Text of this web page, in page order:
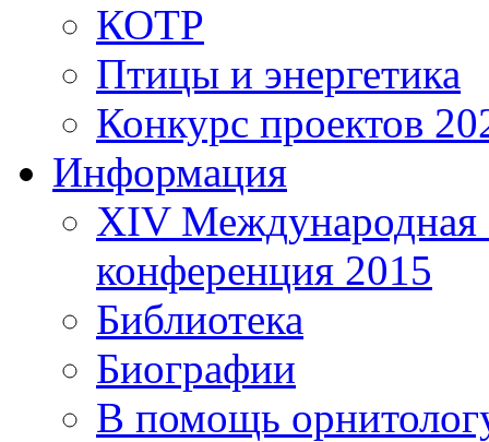
КОТР
Птицы и энергетика
Конкурс проектов
Информация
XIV Международная
конференция 2015
Библиотека
Биографии
В помощь